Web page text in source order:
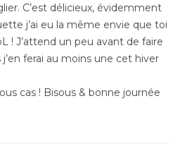
C’est délicieux, évidemment
j’ai eu la même envie que toi
! J’attend un peu avant de faire
ferai au moins une cet hiver
cas ! Bisous & bonne journée